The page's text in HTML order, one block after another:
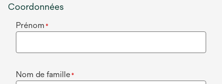
Coordonnées
Prénom *
Nom de famille*